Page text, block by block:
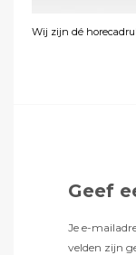
Wij zijn dé
Geef
Je e-
velden zijn